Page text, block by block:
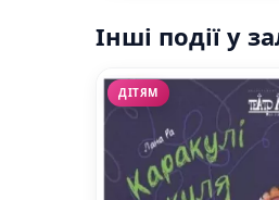
Інші події у
ДІТЯМ